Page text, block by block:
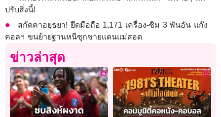
ปรับสิ่งนี้!
สกัดคาอยุธยา! ยึดมือถือ 1,171 เครื่อง-ซิม 3 พันอัน แก๊ง
คอลฯ ขนย้ายฐานหนีซุกชายแดนแม่สอด
ข่าวล่าสุด